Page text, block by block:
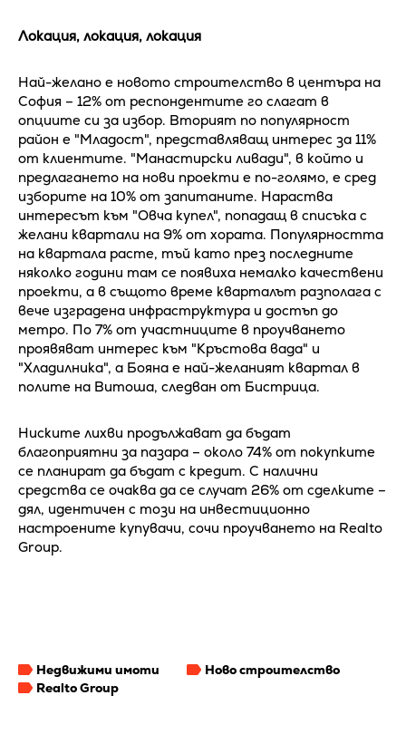
Локация, локация, локация
Най-желано е новото строителство в центъра на
София – 12% от респондентите го слагат в
опциите си за избор. Вторият по популярност
район е "Младост", представляващ интерес за 11%
от клиентите. "Манастирски ливади", в който и
предлагането на нови проекти е по-голямо, е сред
изборите на 10% от запитаните. Нараства
интересът към "Овча купел", попадащ в списъка с
желани квартали на 9% от хората. Популярността
на квартала расте, тъй като през последните
няколко години там се появиха немалко качествени
проекти, а в същото време кварталът разполага с
вече изградена инфраструктура и достъп до
метро. По 7% от участниците в проучването
проявяват интерес към "Кръстова вада" и
"Хладилника", а Бояна е най-желаният квартал в
полите на Витоша, следван от Бистрица.
Ниските лихви продължават да бъдат
благоприятни за пазара – около 74% от покупките
се планират да бъдат с кредит. С налични
средства се очаква да се случат 26% от сделките –
дял, идентичен с този на инвестиционно
настроените купувачи, сочи проучването на Realto
Group.
Недвижими имоти
Ново строителство
Realto Group